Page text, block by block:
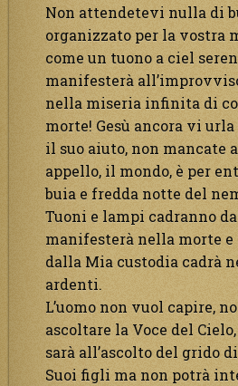
Non attendetevi nulla di
organizzato per la vostra
come un tuono a ciel
manifesterà
nella miseria infinita di
morte! Gesù ancora vi
il suo aiuto, non mancate
appello, il mondo, è per
buia e fredda notte del
Tuoni e lampi cadranno
manifesterà nella morte
dalla Mia custodia cadrà
ardenti.
L’uomo non vuol capire,
ascoltare la Voce del
sarà all’ascolto del grido
Suoi figli ma non potrà